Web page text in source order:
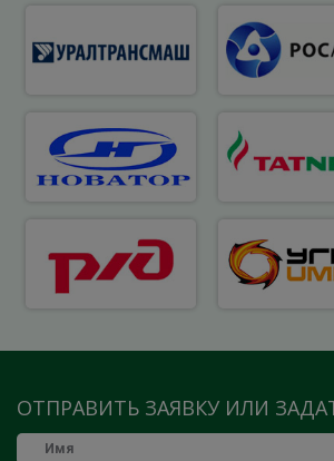
ОТПРАВИТЬ ЗАЯВКУ ИЛИ